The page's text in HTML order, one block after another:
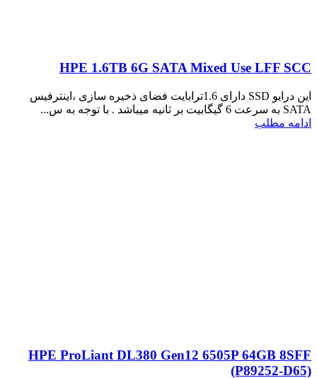
HPE 1.6TB 6G SATA Mixed Use LFF SCC
این درایو SSD دارای 1.6ترابایت فضای ذخیره سازی ،اینترفیس
SATA به سرعت 6 گیگابیت بر ثانیه میباشد . با توجه به س...
ادامه مطلب
HPE ProLiant DL380 Gen12 6505P 64GB 8SFF
(P89252‑D65)